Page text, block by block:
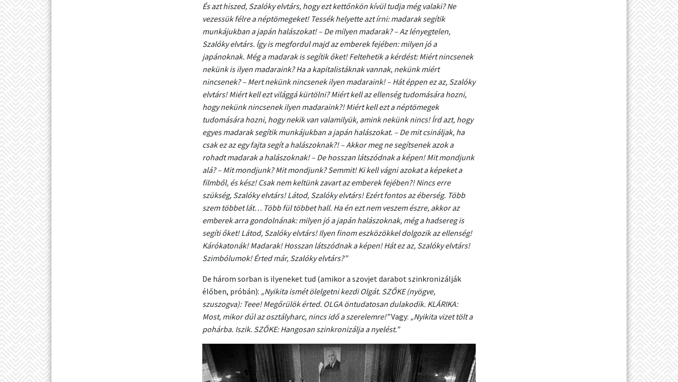
És azt hiszed, Szalóky elvtárs, hogy ezt kettőnkön kívül tudja még valaki? Ne
vezessük félre a néptömegeket! Tessék helyette azt írni: madarak segítik
munkájukban a japán halászokat! – De milyen madarak? – Az lényegtelen,
Szalóky elvtárs. Így is megfordul majd az emberek fejében: milyen jó a
japánoknak. Még a madarak is segítik őket! Feltehetik a kérdést: Miért nincsenek
nekünk is ilyen madaraink? Ha a kapitalistáknak vannak, nekünk miért
nincsenek? – Mert nekünk nincsenek ilyen madaraink! – Hát éppen ez az, Szalóky
elvtárs! Miért kell ezt világgá kürtölni? Miért kell az ellenség tudomására hozni,
hogy nekünk nincsenek ilyen madaraink?! Miért kell ezt a néptömegek
tudomására hozni, hogy nekik van valamilyük, amink nekünk nincs! Írd azt, hogy
egyes madarak segítik munkájukban a japán halászokat. – De mit csináljak, ha
csak ez az egy fajta segít a halászoknak?! – Akkor meg ne segítsenek azok a
rohadt madarak a halászoknak! – De hosszan látszódnak a képen! Mit mondjunk
alá? – Mit mondjunk? Mit mondjunk? Semmit! Ki kell vágni azokat a képeket a
filmből, és kész! Csak nem keltünk zavart az emberek fejében?! Nincs erre
szükség, Szalóky elvtárs! Látod, Szalóky elvtárs! Ezért fontos az éberség. Több
szem többet lát… Több fül többet hall. Ha én ezt nem veszem észre, akkor az
emberek arra gondolnának: milyen jó a japán halászoknak, még a hadsereg is
segíti őket! Látod, Szalóky elvtárs! Ilyen finom eszközökkel dolgozik az ellenség!
Kárókatonák! Madarak! Hosszan látszódnak a képen! Hát ez az, Szalóky elvtárs!
Szimbólumok! Érted már, Szalóky elvtárs?”
De három sorban is ilyeneket tud (amikor a szovjet darabot szinkronizálják
élőben, próbán): „Nyikita ismét ölelgetni kezdi Olgát. SZŐKE (nyögve,
szuszogva): Teee! Megőrülök érted. OLGA öntudatosan dulakodik. KLÁRIKA:
Most, mikor dúl az osztályharc, nincs idő a szerelemre!”Vagy: „Nyikita vizet tölt a
pohárba. Iszik. SZŐKE: Hangosan szinkronizálja a nyelést.”